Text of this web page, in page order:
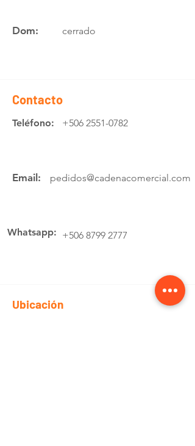
Dom: cerrado
Contacto
Teléfono: +506 2551-0782
Email: pedidos@cadenacomercial.com
Whatsapp: +506 8799 2777
Ubicación